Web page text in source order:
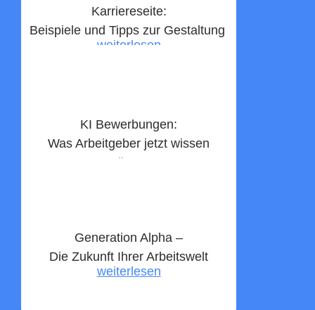
Karriereseite:
Beispiele und Tipps zur Gestaltung ​
weiterlesen
KI Bewerbungen:
Was Arbeitgeber jetzt wissen
müssen
Generation Alpha –
Die Zukunft Ihrer Arbeitswelt
weiterlesen